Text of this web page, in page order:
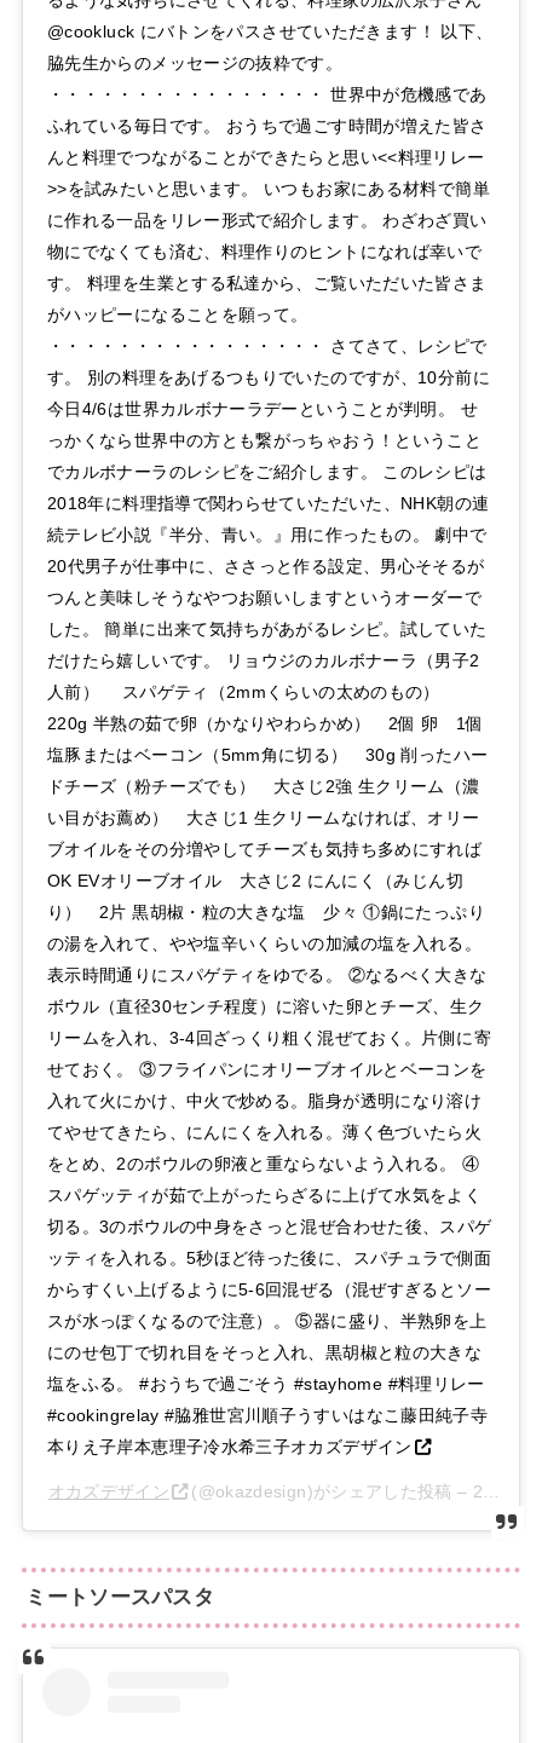
@cookluck にバトンをパスさせていただきます！ 以下、
脇先生からのメッセージの抜粋です。
・・・・・・・・・・・・・・・・ 世界中が危機感であ
ふれている毎日です。 おうちで過ごす時間が増えた皆さ
んと料理でつながることができたらと思い<<料理リレー
>>を試みたいと思います。 いつもお家にある材料で簡単
に作れる一品をリレー形式で紹介します。 わざわざ買い
物にでなくても済む、料理作りのヒントになれば幸いで
す。 料理を生業とする私達から、ご覧いただいた皆さま
がハッピーになることを願って。
・・・・・・・・・・・・・・・・ さてさて、レシピで
す。 別の料理をあげるつもりでいたのですが、10分前に
今日4/6は世界カルボナーラデーということが判明。 せ
っかくなら世界中の方とも繋がっちゃおう！ということ
でカルボナーラのレシピをご紹介します。 このレシピは
2018年に料理指導で関わらせていただいた、NHK朝の連
続テレビ小説『半分、青い。』用に作ったもの。 劇中で
20代男子が仕事中に、ささっと作る設定、男心そそるが
つんと美味しそうなやつお願いしますというオーダーで
した。 簡単に出来て気持ちがあがるレシピ。試していた
だけたら嬉しいです。 リョウジのカルボナーラ（男子2
人前） スパゲティ（2mmくらいの太めのもの）
220g 半熟の茹で卵（かなりやわらかめ） 2個 卵 1個
塩豚またはベーコン（5mm角に切る） 30g 削ったハー
ドチーズ（粉チーズでも） 大さじ2強 生クリーム（濃
い目がお薦め） 大さじ1 生クリームなければ、オリー
ブオイルをその分増やしてチーズも気持ち多めにすれば
OK EVオリーブオイル 大さじ2 にんにく（みじん切
り） 2片 黒胡椒・粒の大きな塩 少々 ①鍋にたっぷり
の湯を入れて、やや塩辛いくらいの加減の塩を入れる。
表示時間通りにスパゲティをゆでる。 ②なるべく大きな
ボウル（直径30センチ程度）に溶いた卵とチーズ、生ク
リームを入れ、3-4回ざっくり粗く混ぜておく。片側に寄
せておく。 ③フライパンにオリーブオイルとベーコンを
入れて火にかけ、中火で炒める。脂身が透明になり溶け
てやせてきたら、にんにくを入れる。薄く色づいたら火
をとめ、2のボウルの卵液と重ならないよう入れる。 ④
スパゲッティが茹で上がったらざるに上げて水気をよく
切る。3のボウルの中身をさっと混ぜ合わせた後、スパゲ
ッティを入れる。5秒ほど待った後に、スパチュラで側面
からすくい上げるように5-6回混ぜる（混ぜすぎるとソー
スが水っぽくなるので注意）。 ⑤器に盛り、半熟卵を上
にのせ包丁で切れ目をそっと入れ、黒胡椒と粒の大きな
塩をふる。 #おうちで過ごそう #stayhome #料理リレー
#cookingrelay #脇雅世宮川順子うすいはなこ藤田純子寺
本りえ子岸本恵理子冷水希三子オカズデザイン
オカズデザイン (@okazdesign)がシェアした投稿 – 2020年
ミートソースパスタ